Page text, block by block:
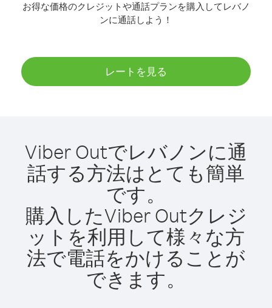
お得な価格のクレジットや通話プランを購入してレバノ
ンに通話しよう！
レートを見る
Viber Outでレバノンに通
話する方法はとても簡単
です。
購入したViber Outクレジ
ットを利用して様々な方
法で電話をかけることが
できます。